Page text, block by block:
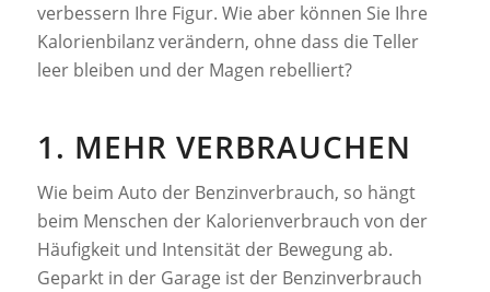
verbessern Ihre Figur. Wie aber können Sie Ihre
Kalorienbilanz verändern, ohne dass die Teller
leer bleiben und der Magen rebelliert?
1. MEHR VERBRAUCHEN
Wie beim Auto der Benzinverbrauch, so hängt
beim Menschen der Kalorienverbrauch von der
Häufigkeit und Intensität der Bewegung ab.
Geparkt in der Garage ist der Benzinverbrauch